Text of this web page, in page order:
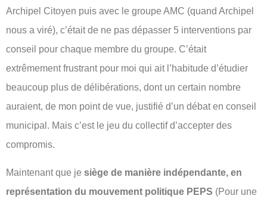
Archipel Citoyen puis avec le groupe AMC (quand Archipel
nous a viré), c’était de ne pas dépasser 5 interventions par
conseil pour chaque membre du groupe. C’était
extrêmement frustrant pour moi qui ait l’habitude d’étudier
beaucoup plus de délibérations, dont un certain nombre
auraient, de mon point de vue, justifié d’un débat en conseil
municipal. Mais c’est le jeu du collectif d’accepter des
compromis.
Maintenant que je siège de manière indépendante, en
représentation du mouvement politique PEPS (Pour une